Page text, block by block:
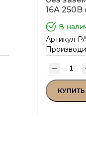
16А 250B
В
Артикул
КУПИТЬ